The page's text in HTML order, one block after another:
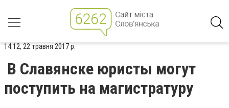
14:12, 22 травня 2017 р.
В Славянске юристы могут
поступить на магистратуру